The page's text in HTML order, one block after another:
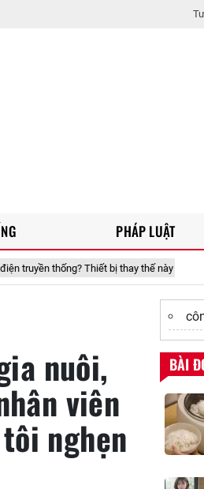
Thiết bị thay thế này đang được ưa chuộng
PHÁP LUẬT
nuôi,
viên
nghẹn
BÀI